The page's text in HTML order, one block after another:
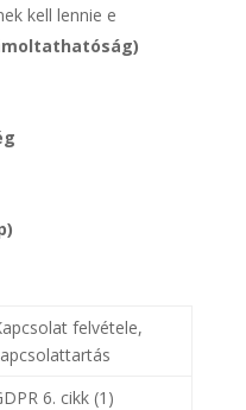
kell lennie e
felvétele,
6. cikk (1)